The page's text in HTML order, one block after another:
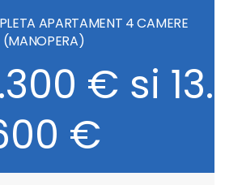
APARTAMENT 4 CAMERE
(MANOPERA)
€ si 13.
€